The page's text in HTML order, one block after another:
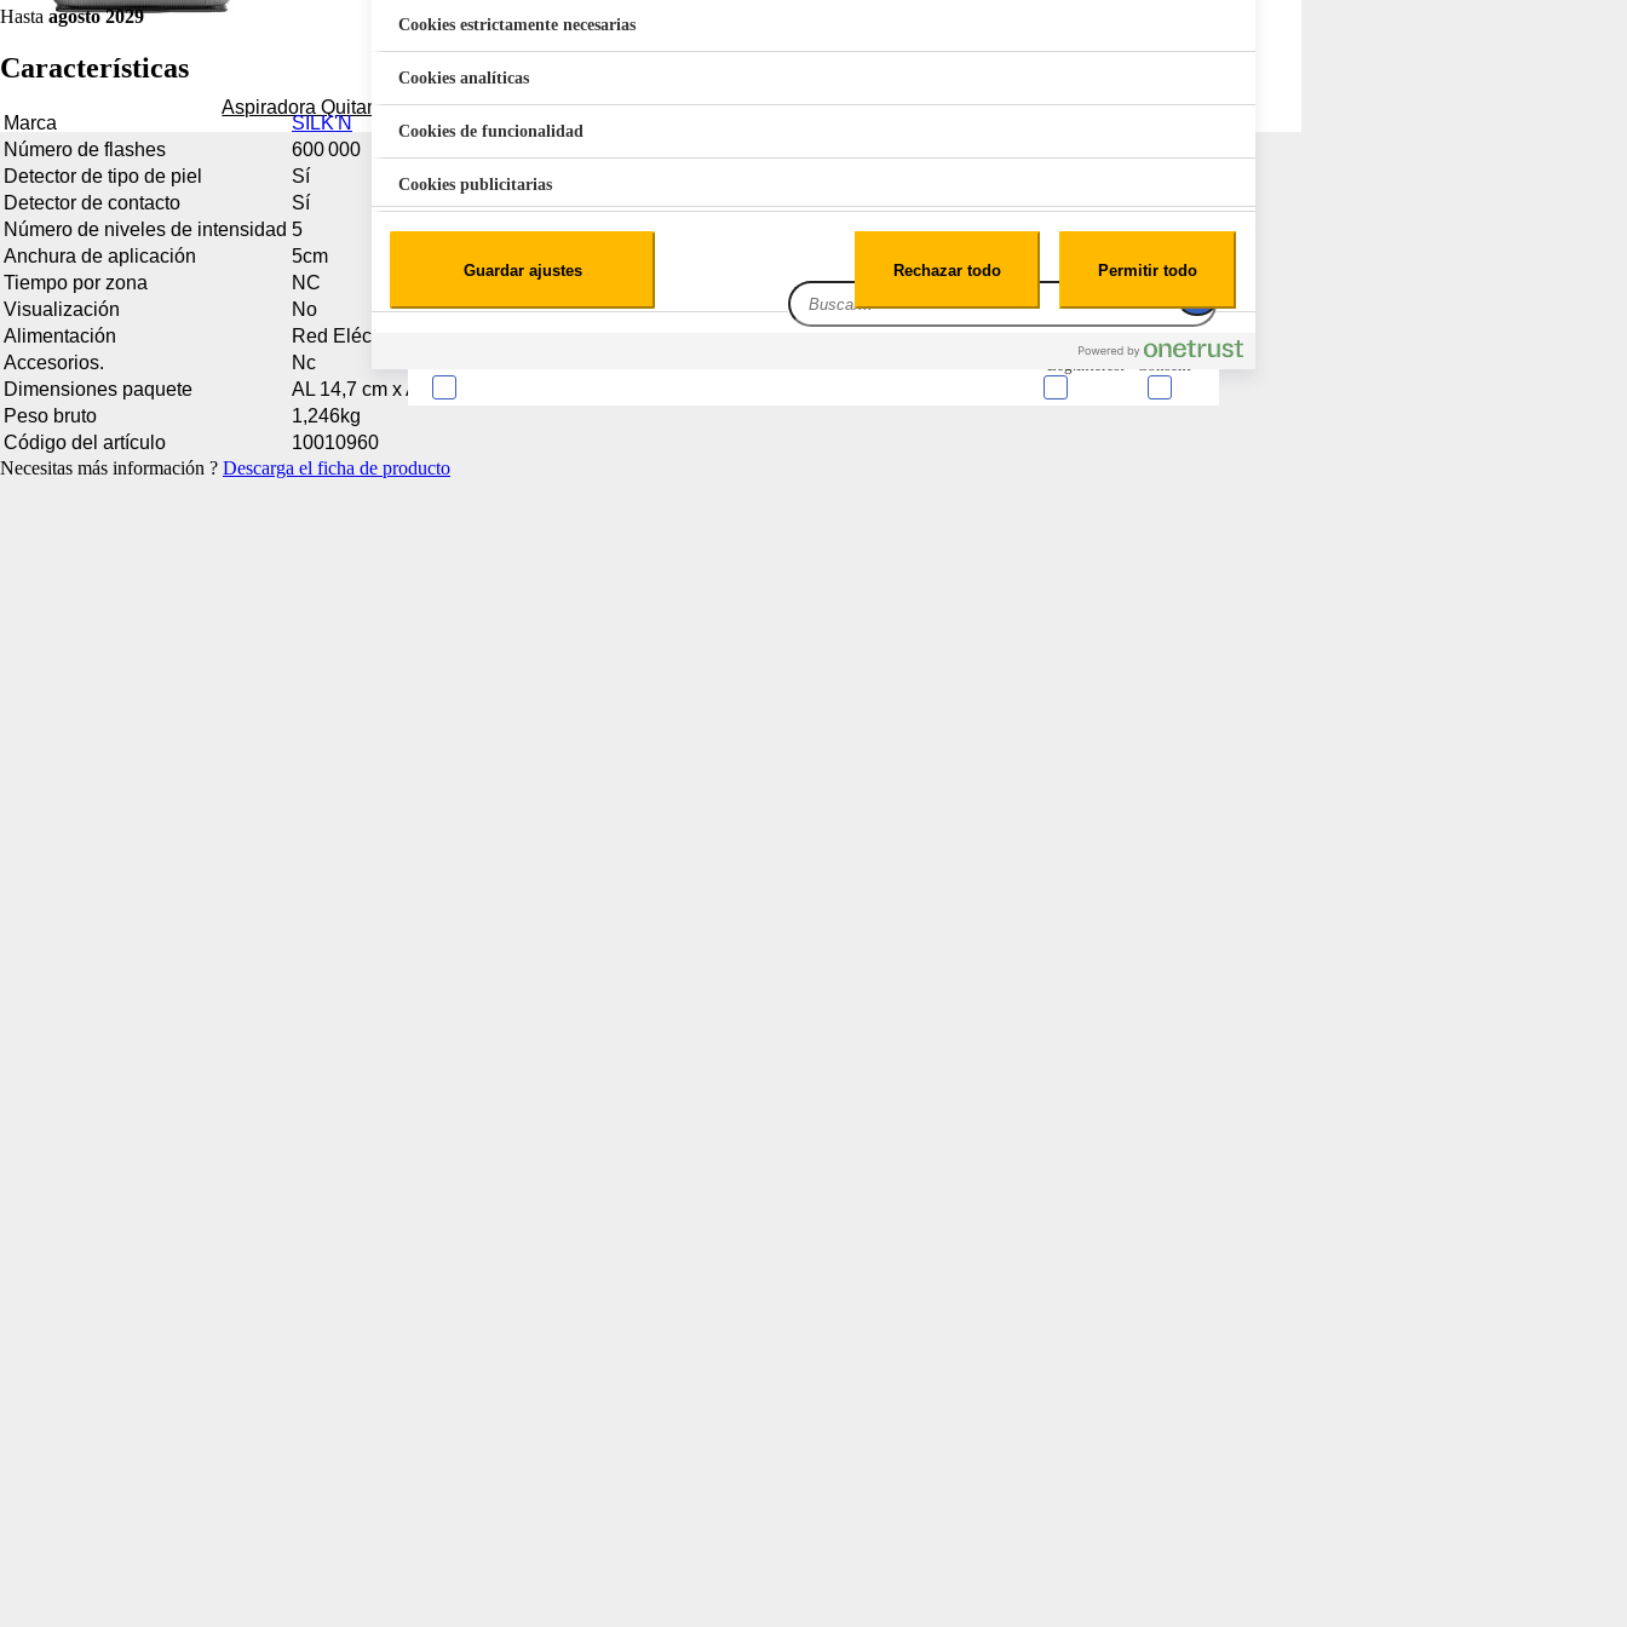
Aspiradora Quitamanchas 450W VALBERG 1,1L Limpia Sofás Alfombras Coche SP3
Hasta agosto 2029
Características
Marca
SILK'N
Número de flashes
600 000
Detector de tipo de piel
Sí
Detector de contacto
Sí
Número de niveles de intensidad 5
Anchura de aplicación
5cm
Tiempo por zona
NC
Visualización
No
Alimentación
Red Eléctrica
Accesorios.
Nc
Dimensiones paquete
AL 14,7 cm x AN 16,7 cm x PR 9,5 cm
Peso bruto
1,246kg
Código del artículo
10010960
Necesitas más información ? Descarga el ficha de producto
Cookies estrictamente necesarias
Cookies analíticas
Cookies de funcionalidad
Cookies publicitarias
Consent
Leg.Interest
Guardar ajustes Rechazar todo Permitir todo